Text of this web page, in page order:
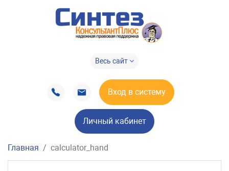
Весь сайт
Вход в систему
Личный кабинет
Главная calculator_hand